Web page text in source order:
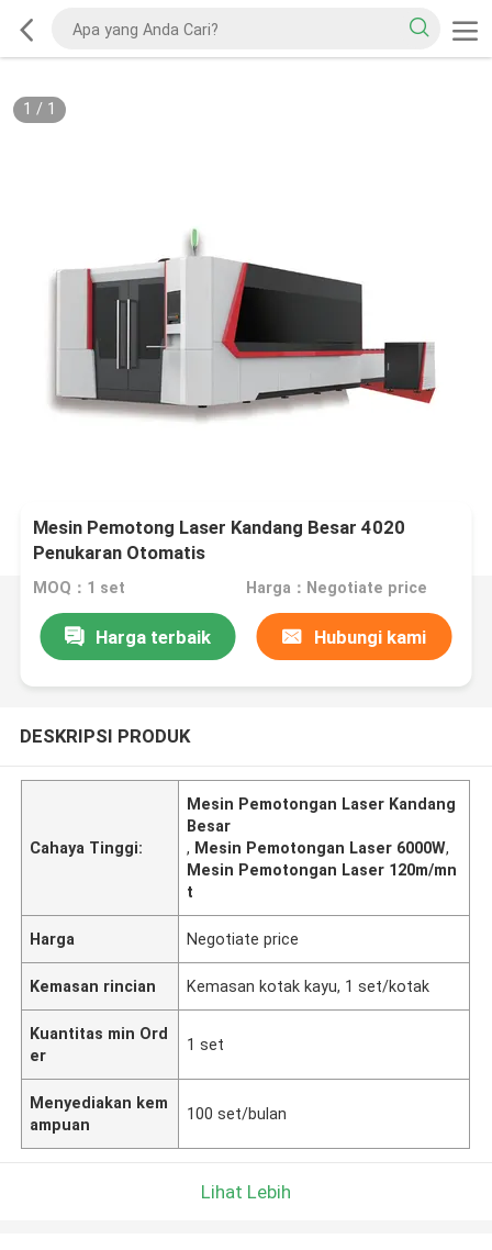
1 / 1
Mesin Pemotong Laser Kandang Besar 4020
Penukaran Otomatis
MOQ：1 set Harga：Negotiate price
Harga terbaik Hubungi kami
DESKRIPSI PRODUK
Cahaya Tinggi:
Mesin Pemotongan Laser Kandang
Besar
, Mesin Pemotongan Laser 6000W,
Mesin Pemotongan Laser 120m/mn
t
Harga Negotiate price
Kemasan rincian Kemasan kotak kayu, 1 set/kotak
Kuantitas min Ord
er
1 set
Menyediakan kem
ampuan
100 set/bulan
Lihat Lebih